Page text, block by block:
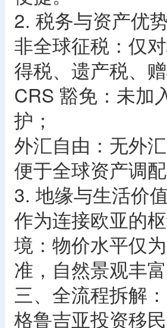
2. 税务与资产优
非全球征税：仅
得税、遗产税、赠
CRS 豁免：未加
护；
外汇自由：无外
便于全球资产调配
3. 地缘与生活价值
作为连接欧亚的
境：物价水平仅
准，自然景观丰
三、全流程拆解
格鲁吉亚投资移